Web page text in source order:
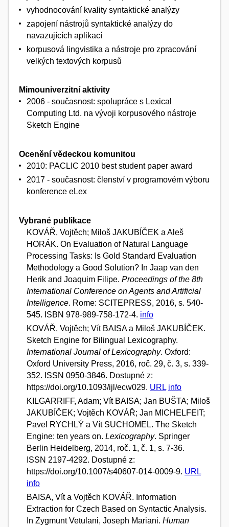
vyhodnocování kvality syntaktické analýzy
zapojení nástrojů syntaktické analýzy do
navazujících aplikací
korpusová lingvistika a nástroje pro zpracování
velkých textových korpusů
Mimouniverzitní aktivity
2006 - současnost: spolupráce s Lexical
Computing Ltd. na vývoji korpusového nástroje
Sketch Engine
Ocenění vědeckou komunitou
2010: PACLIC 2010 best student paper award
2017 - současnost: členství v programovém výboru
konference eLex
Vybrané publikace
KOVÁŘ, Vojtěch; Miloš JAKUBÍČEK a Aleš
HORÁK. On Evaluation of Natural Language
Processing Tasks: Is Gold Standard Evaluation
Methodology a Good Solution? In Jaap van den
Herik and Joaquim Filipe. Proceedings of the 8th
International Conference on Agents and Artificial
Intelligence. Rome: SCITEPRESS, 2016, s. 540-
545. ISBN 978-989-758-172-4. info
KOVÁŘ, Vojtěch; Vít BAISA a Miloš JAKUBÍČEK.
Sketch Engine for Bilingual Lexicography.
International Journal of Lexicography. Oxford:
Oxford University Press, 2016, roč. 29, č. 3, s. 339-
352. ISSN 0950-3846. Dostupné z:
https://doi.org/10.1093/ijl/ecw029. URL info
KILGARRIFF, Adam; Vít BAISA; Jan BUŠTA; Miloš
JAKUBÍČEK; Vojtěch KOVÁŘ; Jan MICHELFEIT;
Pavel RYCHLÝ a Vít SUCHOMEL. The Sketch
Engine: ten years on. Lexicography. Springer
Berlin Heidelberg, 2014, roč. 1, č. 1, s. 7-36.
ISSN 2197-4292. Dostupné z:
https://doi.org/10.1007/s40607-014-0009-9. URL
info
BAISA, Vít a Vojtěch KOVÁŘ. Information
Extraction for Czech Based on Syntactic Analysis.
In Zygmunt Vetulani, Joseph Mariani. Human